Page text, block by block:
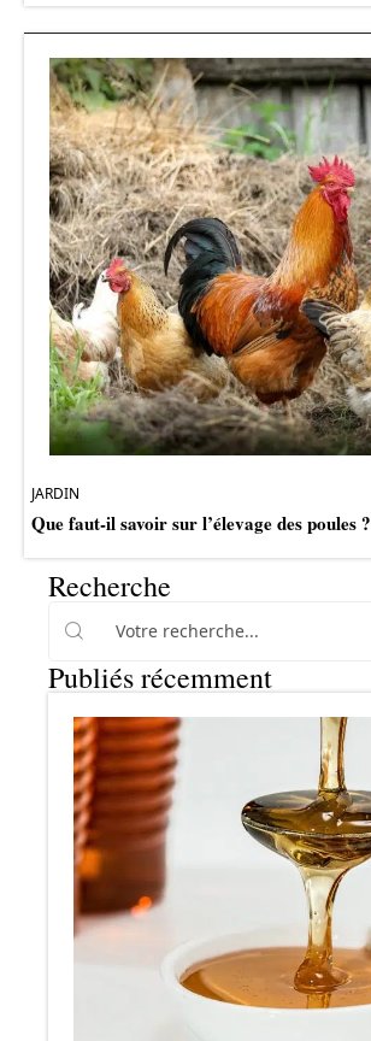
JARDIN
Que faut-il savoir sur l’élevage des poules ?
Recherche
Publiés récemment